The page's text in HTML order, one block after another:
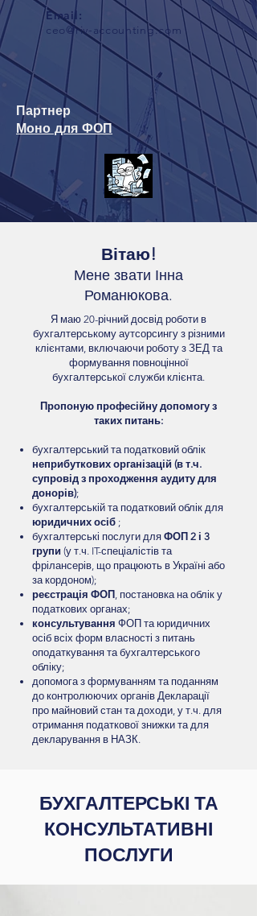
Email:
ceo@riv-accounting.com
Партнер
Моно для ФОП
Вітаю!
Мене звати Інна
Романюкова.
Я маю 20-річний досвід роботи в
бухгалтерському аутсорсингу з різними
клієнтами, включаючи роботу з ЗЕД та
формування повноцінної
бухгалтерської служби клієнта.
Пропоную професійну допомогу з
таких питань:
бухгалтерський та податковий облік
неприбуткових організацій (в т.ч.
супровід з проходження аудиту для
донорів);
бухгалтерській та податковий облік для
юридичних осіб ;
бухгалтерські послуги для ФОП 2 і 3
групи (у т.ч. IT-спеціалістів та
фрілансерів, що працюють в Україні або
за кордоном);
реєстрація ФОП , постановка на облік у
податкових органах;
консультування ФОП та юридичних
осіб всіх форм власності з питань
оподаткування та бухгалтерського
обліку;
допомога з формуванням та поданням
до контролюючих органів Декларації
про майновий стан та доходи, у т.ч. для
отримання податкової знижки та для
декларування в НАЗК.
БУХГАЛТЕРСЬКІ ТА
КОНСУЛЬТАТИВНІ
ПОСЛУГИ